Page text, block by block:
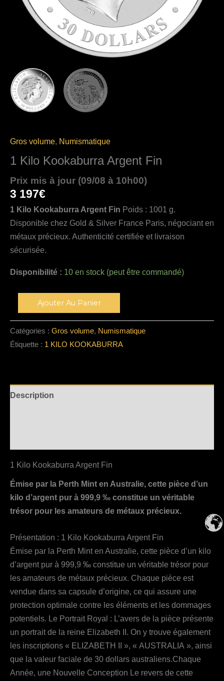
Gros volume, Numismatique
1 Kilo Kookaburra Argent Fin
Prix mis à jour (09/08 à 10h00)
3 197€
1 Kilo Kookaburra Argent Fin Poids : 1001 g.
Disponible chez Gold & Silver France Paris, négociant en
métaux précieux. Authenticité certifiée et livraison
sécurisée.
Disponibilité : 10 en stock (peut être commandé)
Ajouter Au Panier
Catégories : Gros volume, Numismatique
Étiquette : 1 KILO KOOKABURRA
Description
1 Kilo Kookaburra Argent Fin
Émise par la Perth Mint en Australie, cette pièce d’un
kilo d’argent pur à 999,9 ‰ constitue un véritable
trésor pour les amateurs de métaux précieux.
Présentation : 1 Kilo Kookaburra Argent Fin
Émise par la Perth Mint en Australie, cette pièce d’un kilo
d’argent pur à 999,9 ‰ constitue un véritable trésor pour
les amateurs de métaux précieux. Chaque pièce est
vendue dans sa capsule d’origine, ce qui assure une
protection optimale contre les éléments et les dommages
potentiels. Le Portrait Royal : L’avers de la pièce présente
un portrait de la reine Elizabeth II. On y trouve également
les inscriptions « ELIZABETH II », « AUSTRALIA », ainsi
que la valeur faciale de 30 dollars australiens.Chaque
Année, une Nouvelle Conception Le revers de cette